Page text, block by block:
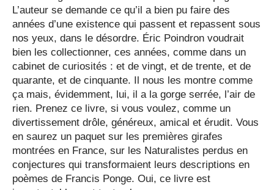
L’auteur se demande ce qu’il a bien pu faire des
années d’une existence qui passent et repassent sous
nos yeux, dans le désordre. Éric Poindron voudrait
bien les collectionner, ces années, comme dans un
cabinet de curiosités : et de vingt, et de trente, et de
quarante, et de cinquante. Il nous les montre comme
ça mais, évidemment, lui, il a la gorge serrée, l’air de
rien. Prenez ce livre, si vous voulez, comme un
divertissement drôle, généreux, amical et érudit. Vous
en saurez un paquet sur les premières girafes
montrées en France, sur les Naturalistes perdus en
conjectures qui transformaient leurs descriptions en
poèmes de Francis Ponge. Oui, ce livre est